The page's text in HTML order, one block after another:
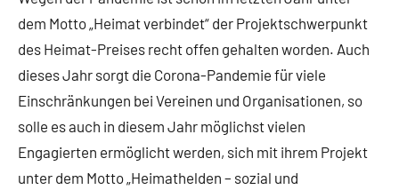
dem Motto „Heimat verbindet“ der Projektschwerpunkt
des Heimat-Preises recht offen gehalten worden. Auch
dieses Jahr sorgt die Corona-Pandemie für viele
Einschränkungen bei Vereinen und Organisationen, so
solle es auch in diesem Jahr möglichst vielen
Engagierten ermöglicht werden, sich mit ihrem Projekt
unter dem Motto „Heimathelden – sozial und